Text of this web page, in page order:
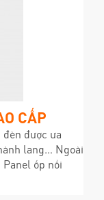
CẤP
được ưa
lang… Ngoài
Panel ốp nổi